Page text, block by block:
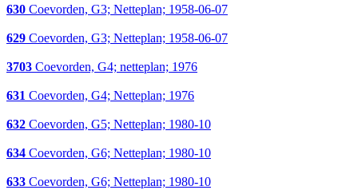
630 Coevorden, G3; Netteplan; 1958-06-07
629 Coevorden, G3; Netteplan; 1958-06-07
3703 Coevorden, G4; netteplan; 1976
631 Coevorden, G4; Netteplan; 1976
632 Coevorden, G5; Netteplan; 1980-10
634 Coevorden, G6; Netteplan; 1980-10
633 Coevorden, G6; Netteplan; 1980-10